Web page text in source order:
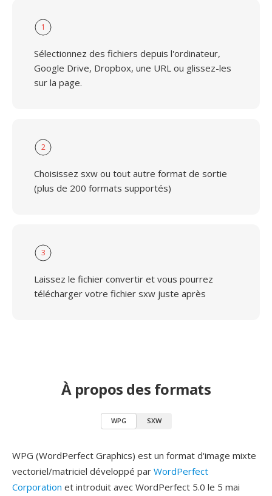
1
Sélectionnez des fichiers depuis l'ordinateur,
Google Drive, Dropbox, une URL ou glissez-les
sur la page.
2
Choisissez sxw ou tout autre format de sortie
(plus de 200 formats supportés)
3
Laissez le fichier convertir et vous pourrez
télécharger votre fichier sxw juste après
À propos des formats
WPG SXW
WPG (WordPerfect Graphics) est un format d'image mixte
vectoriel/matriciel développé par WordPerfect
Corporation et introduit avec WordPerfect 5.0 le 5 mai